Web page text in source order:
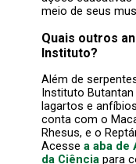
meio de seus
Quais outros
Instituto?
Além de
Instituto
lagartos e
conta com o
Rhesus, e o
Acesse a aba de
da Ciência para